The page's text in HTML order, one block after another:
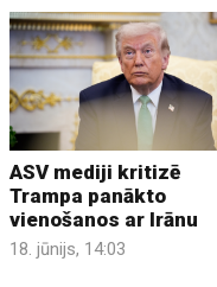
ASV mediji kritizē
Trampa panākto
vienošanos ar Irānu
18. jūnijs, 14:03